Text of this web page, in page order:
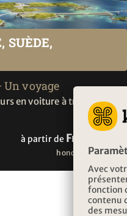
SUÈDE,
Un voyage
en voiture à travers trois
à partir de Fr. 3'290.-
honoraires en sus